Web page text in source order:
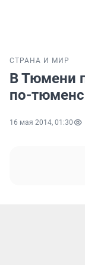
СТРАНА И МИР
В Тюмени
по-
16 мая 2014, 01:30